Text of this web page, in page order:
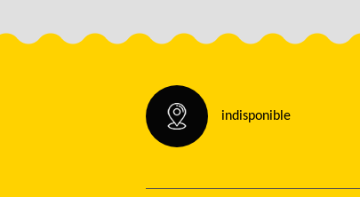
indisponible